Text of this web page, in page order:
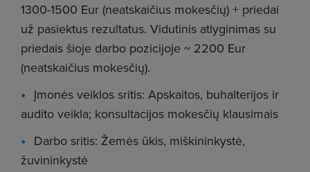
1300-1500 Eur (neatskaičius mokesčių) + priedai
už pasiektus rezultatus. Vidutinis atlyginimas su
priedais šioje darbo pozicijoje ~ 2200 Eur
(neatskaičius mokesčių).
Įmonės veiklos sritis: Apskaitos, buhalterijos ir
audito veikla; konsultacijos mokesčių klausimais
Darbo sritis: Žemės ūkis, miškininkystė,
žuvininkystė